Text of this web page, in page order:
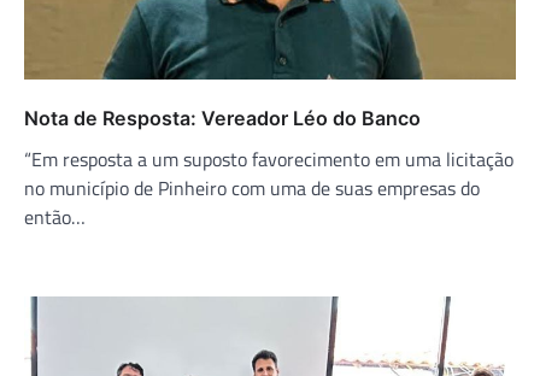
Nota de Resposta: Vereador Léo do Banco
“Em resposta a um suposto favorecimento em uma licitação
no município de Pinheiro com uma de suas empresas do
então…